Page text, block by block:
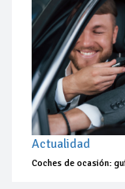
Actualidad
Coches de ocasión: